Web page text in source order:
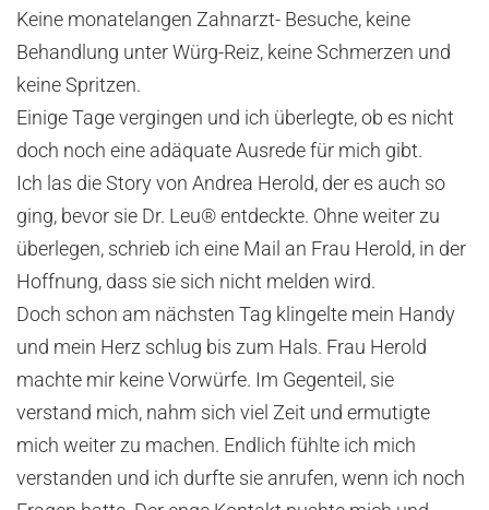
Keine monatelangen Zahnarzt- Besuche, keine
Behandlung unter Würg-Reiz, keine Schmerzen und
keine Spritzen.
Einige Tage vergingen und ich überlegte, ob es nicht
doch noch eine adäquate Ausrede für mich gibt.
Ich las die Story von Andrea Herold, der es auch so
ging, bevor sie Dr. Leu® entdeckte. Ohne weiter zu
überlegen, schrieb ich eine Mail an Frau Herold, in der
Hoffnung, dass sie sich nicht melden wird.
Doch schon am nächsten Tag klingelte mein Handy
und mein Herz schlug bis zum Hals. Frau Herold
machte mir keine Vorwürfe. Im Gegenteil, sie
verstand mich, nahm sich viel Zeit und ermutigte
mich weiter zu machen. Endlich fühlte ich mich
verstanden und ich durfte sie anrufen, wenn ich noch